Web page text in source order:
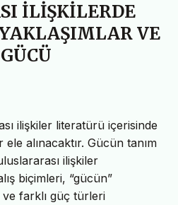
İLİŞKİLERDE
VE
ilişkiler literatürü içerisinde
alınacaktır. Gücün tanım
ilişkiler
biçimleri, “gücün”
ve farklı güç türleri